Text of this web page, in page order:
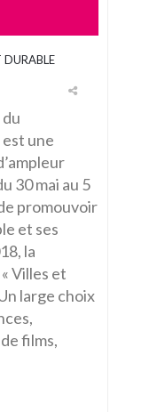
DURABLE
une
30 mai au 5
promouvoir
et ses
la
Villes et
large choix
films,